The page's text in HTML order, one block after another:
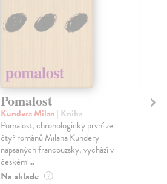
Pomalost
Kundera Milan | Kniha
Pomalost, chronologicky první ze
čtyř románů Milana Kundery
napsaných francouzsky, vychází v
českém ...
Na sklade ?